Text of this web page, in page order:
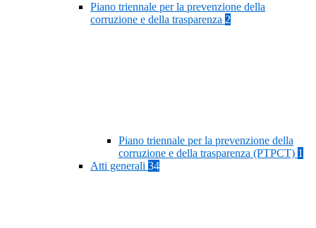
Piano triennale per la prevenzione della
corruzione e della trasparenza 2
Piano triennale per la prevenzione della
corruzione e della trasparenza (PTPCT) 1
Atti generali 34